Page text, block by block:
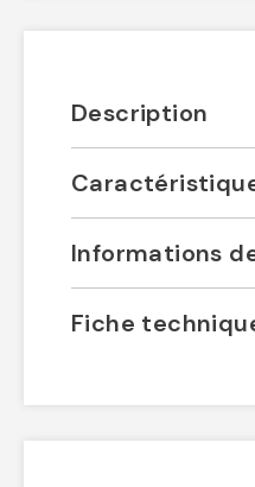
Description
Informations
Fiche